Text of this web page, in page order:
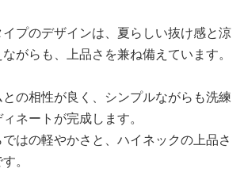
プのデザインは、夏らしい抜け感と涼
がらも、上品さを兼ね備えています。
の相性が良く、シンプルながらも洗練
ネートが完成します。
はの軽やかさと、ハイネックの上品さ
。